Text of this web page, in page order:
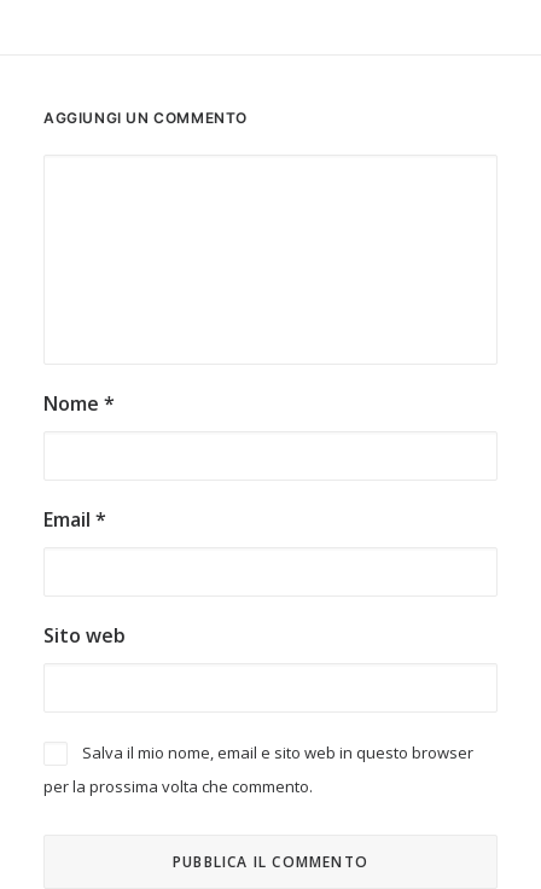
AGGIUNGI UN COMMENTO
Nome *
Email *
Sito web
Salva il mio nome, email e sito web in questo browser
per la prossima volta che commento.